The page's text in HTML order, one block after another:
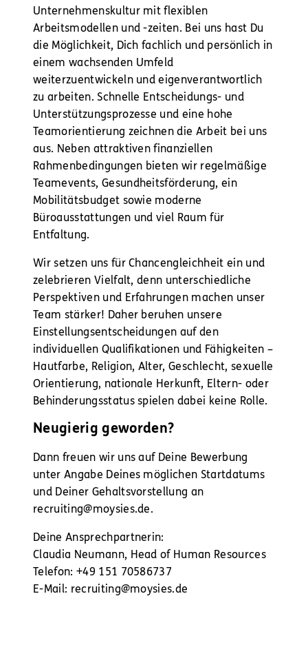
Unternehmenskultur mit flexiblen
Arbeitsmodellen und -zeiten. Bei uns hast Du
die Möglichkeit, Dich fachlich und persönlich in
einem wachsenden Umfeld
weiterzuentwickeln und eigenverantwortlich
zu arbeiten. Schnelle Entscheidungs- und
Unterstützungsprozesse und eine hohe
Teamorientierung zeichnen die Arbeit bei uns
aus. Neben attraktiven finanziellen
Rahmenbedingungen bieten wir regelmäßige
Teamevents, Gesundheitsförderung, ein
Mobilitätsbudget sowie moderne
Büroausstattungen und viel Raum für
Entfaltung.
Wir setzen uns für Chancengleichheit ein und
zelebrieren Vielfalt, denn unterschiedliche
Perspektiven und Erfahrungen machen unser
Team stärker! Daher beruhen unsere
Einstellungsentscheidungen auf den
individuellen Qualifikationen und Fähigkeiten –
Hautfarbe, Religion, Alter, Geschlecht, sexuelle
Orientierung, nationale Herkunft, Eltern- oder
Behinderungsstatus spielen dabei keine Rolle.
Neugierig geworden?
Dann freuen wir uns auf Deine Bewerbung
unter Angabe Deines möglichen Startdatums
und Deiner Gehaltsvorstellung an
recruiting@moysies.de.
Deine Ansprechpartnerin:
Claudia Neumann, Head of Human Resources
Telefon: +49 151 70586737
E-Mail: recruiting@moysies.de